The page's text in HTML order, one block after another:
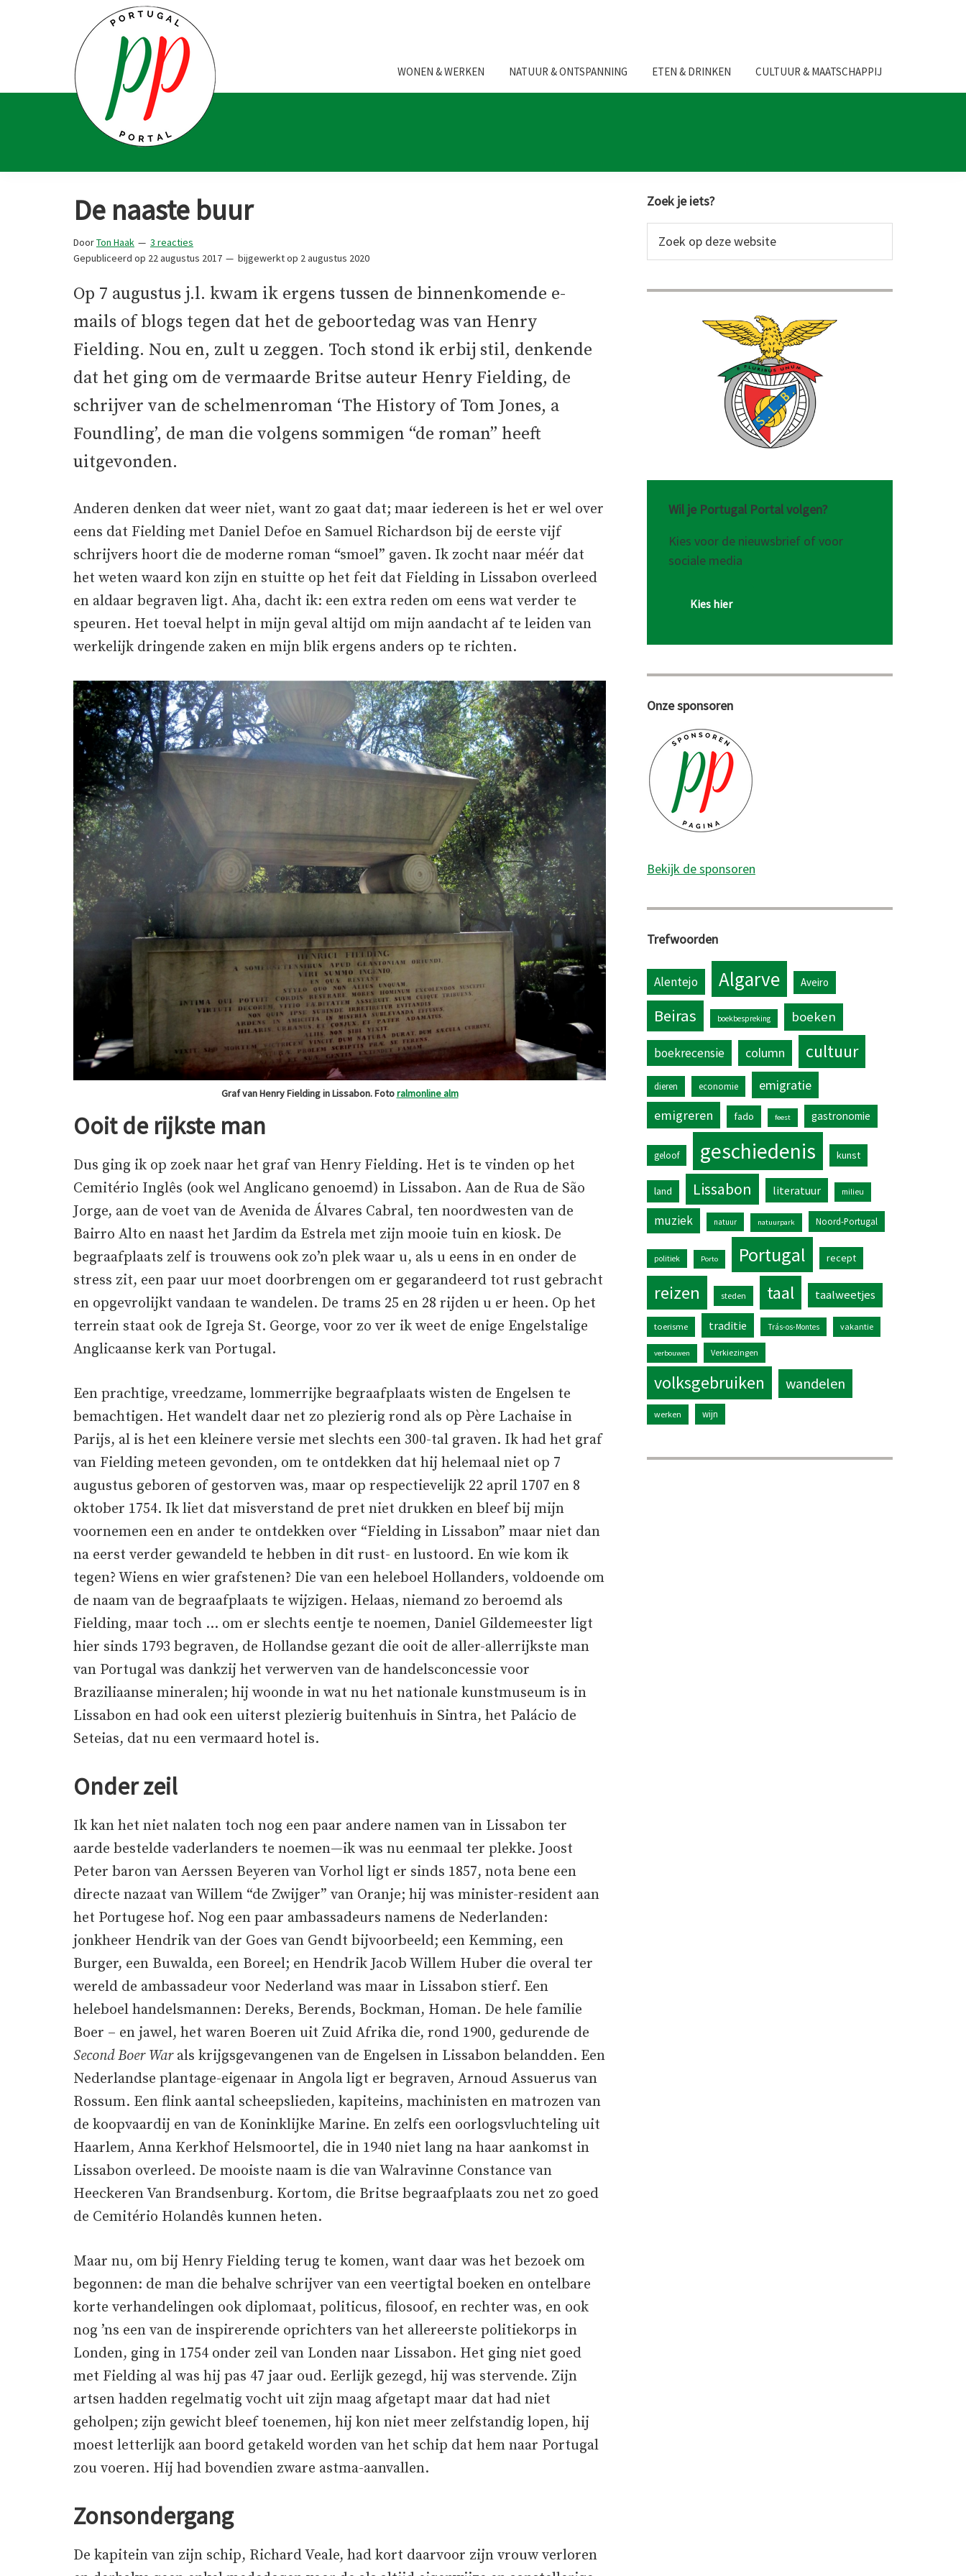
hoofdnavigatie
Portal
en
fanaten
WONEN & WERKEN NATUUR & ONTSPANNING ETEN & DRINKEN CULTUUR & MAATSCHAPPIJ
De naaste buur
DoorTon Haak
3 reacties
Gepubliceerd op 22 augustus 2017 bijgewerkt op 2 augustus 2020
Op 7 augustus j.l. kwam ik ergens tussen de binnenkomende e-
mails of blogs tegen dat het de geboortedag was van Henry
Fielding. Nou en, zult u zeggen. Toch stond ik erbij stil, denkende
dat het ging om de vermaarde Britse auteur Henry Fielding, de
schrijver van de schelmenroman ‘The History of Tom Jones, a
Foundling’, de man die volgens sommigen “de roman” heeft
uitgevonden.
Anderen denken dat weer niet, want zo gaat dat; maar iedereen is het er wel over
eens dat Fielding met Daniel Defoe en Samuel Richardson bij de eerste vijf
schrijvers hoort die de moderne roman “smoel” gaven. Ik zocht naar méér dat
het weten waard kon zijn en stuitte op het feit dat Fielding in Lissabon overleed
en aldaar begraven ligt. Aha, dacht ik: een extra reden om eens wat verder te
speuren. Het toeval helpt in mijn geval altijd om mijn aandacht af te leiden van
werkelijk dringende zaken en mijn blik ergens anders op te richten.
Graf van Henry Fielding in Lissabon. Fotoralmonline alm
Ooit de rijkste man
Dus ging ik op zoek naar het graf van Henry Fielding. Het is te vinden op het
Cemitério Inglês (ook wel Anglicano genoemd) in Lissabon. Aan de Rua de São
Jorge, aan de voet van de Avenida de Álvares Cabral, ten noordwesten van de
Bairro Alto en naast het Jardim da Estrela met zijn mooie tuin en kiosk. De
begraafplaats zelf is trouwens ook zo’n plek waar u, als u eens in en onder de
stress zit, een paar uur moet doorbrengen om er gegarandeerd tot rust gebracht
en opgevrolijkt vandaan te wandelen. De trams 25 en 28 rijden u er heen. Op het
terrein staat ook de Igreja St. George, voor zo ver ik weet de enige Engelstalige
Anglicaanse kerk van Portugal.
Een prachtige, vreedzame, lommerrijke begraafplaats wisten de Engelsen te
bemachtigen. Het wandelt daar net zo plezierig rond als op Père Lachaise in
Parijs, al is het een kleinere versie met slechts een 300-tal graven. Ik had het graf
van Fielding meteen gevonden, om te ontdekken dat hij helemaal niet op 7
augustus geboren of gestorven was, maar op respectievelijk 22 april 1707 en 8
oktober 1754. Ik liet dat misverstand de pret niet drukken en bleef bij mijn
voornemen een en ander te ontdekken over “Fielding in Lissabon” maar niet dan
na eerst verder gewandeld te hebben in dit rust- en lustoord. En wie kom ik
tegen? Wiens en wier grafstenen? Die van een heleboel Hollanders, voldoende om
de naam van de begraafplaats te wijzigen. Helaas, niemand zo beroemd als
Fielding, maar toch … om er slechts eentje te noemen, Daniel Gildemeester ligt
hier sinds 1793 begraven, de Hollandse gezant die ooit de aller-allerrijkste man
van Portugal was dankzij het verwerven van de handelsconcessie voor
Braziliaanse mineralen; hij woonde in wat nu het nationale kunstmuseum is in
Lissabon en had ook een uiterst plezierig buitenhuis in Sintra, het Palácio de
Seteias, dat nu een vermaard hotel is.
Onder zeil
Ik kan het niet nalaten toch nog een paar andere namen van in Lissabon ter
aarde bestelde vaderlanders te noemen—ik was nu eenmaal ter plekke. Joost
Peter baron van Aerssen Beyeren van Vorhol ligt er sinds 1857, nota bene een
directe nazaat van Willem “de Zwijger” van Oranje; hij was minister-resident aan
het Portugese hof. Nog een paar ambassadeurs namens de Nederlanden:
jonkheer Hendrik van der Goes van Gendt bijvoorbeeld; een Kemming, een
Burger, een Buwalda, een Boreel; en Hendrik Jacob Willem Huber die overal ter
wereld de ambassadeur voor Nederland was maar in Lissabon stierf. Een
heleboel handelsmannen: Dereks, Berends, Bockman, Homan. De hele familie
Boer – en jawel, het waren Boeren uit Zuid Afrika die, rond 1900, gedurende de
Second Boer Warals krijgsgevangenen van de Engelsen in Lissabon belandden. Een
Nederlandse plantage-eigenaar in Angola ligt er begraven, Arnoud Assuerus van
Rossum. Een flink aantal scheepslieden, kapiteins, machinisten en matrozen van
de koopvaardij en van de Koninklijke Marine. En zelfs een oorlogsvluchteling uit
Haarlem, Anna Kerkhof Helsmoortel, die in 1940 niet lang na haar aankomst in
Lissabon overleed. De mooiste naam is die van Walravinne Constance van
Heeckeren Van Brandsenburg. Kortom, die Britse begraafplaats zou net zo goed
de Cemitério Holandês kunnen heten.
Maar nu, om bij Henry Fielding terug te komen, want daar was het bezoek om
begonnen: de man die behalve schrijver van een veertigtal boeken en ontelbare
korte verhandelingen ook diplomaat, politicus, filosoof, en rechter was, en ook
nog ’ns een van de inspirerende oprichters van het allereerste politiekorps in
Londen, ging in 1754 onder zeil van Londen naar Lissabon. Het ging niet goed
met Fielding al was hij pas 47 jaar oud. Eerlijk gezegd, hij was stervende. Zijn
artsen hadden regelmatig vocht uit zijn maag afgetapt maar dat had niet
geholpen; zijn gewicht bleef toenemen, hij kon niet meer zelfstandig lopen, hij
moest letterlijk aan boord getakeld worden van het schip dat hem naar Portugal
zou voeren. Hij had bovendien zware astma-aanvallen.
Zonsondergang
De kapitein van zijn schip, Richard Veale, had kort daarvoor zijn vrouw verloren
Primaire
Sidebar
Zoek je iets?
op
website
Wil je Portugal Portal volgen?
Kies voor de nieuwsbrief of voor
sociale media
Kies hier
Onze sponsoren
Bekijk de sponsoren
Trefwoorden
Alentejo Algarve Aveiro
Beiras boekbespreking boeken
boekrecensie column cultuur
dieren economie
emigratie
emigreren
fado feest gastronomie
geloof geschiedenis kunst
land Lissabon literatuur milieu
muziek natuur natuurpark Noord-Portugal
politiek Porto Portugal recept
reizen steden taal taalweetjes
toerisme traditie Trás-os-Montes vakantie
verbouwen Verkiezingen
volksgebruiken wandelen
werken wijn